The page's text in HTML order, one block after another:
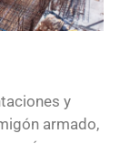
y
armado,